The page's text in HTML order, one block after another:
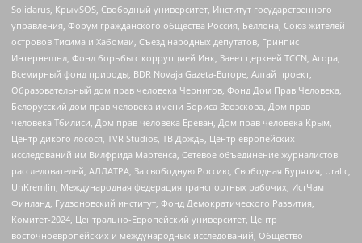
Solidarus, КрымSOS, Свободный университет, Институт государственного
управления, Форум гражданского общества Россия, Беллона, Союз жителей
островов Тисима и Хабомаи, Съезд народных депутатов, Гринпис
Интернешнл, Фонд борьбы с коррупцией Инк, Завет церквей TCCN, Агора,
Всемирный фонд природы, BDR Novaja Gazeta-Europe, Алтай проект,
Образовательный дом прав человека Чернигов, Фонд Дом Прав Человека,
Белорусский дом прав человека имени Бориса Звозскова, Дом прав
человека Тбилиси, Дом прав человека Ереван, Дом прав человека Крым,
Центр дикого лосося, TVR Studios, ТВ Дождь, Центр европейских
исследований им Вилфрида Мартенса, Сетевое объединение журналистов
расследователей, АЛЛАТРА, За свободную Россию, Свободная Бурятия, Uralic,
UnKremlin, Международная федерация транспортных рабочих, ИстЧам
Финланд, Гудзоновский институт, Фонд Демократического Развития,
Комитет-2024, Центрально-Европейский университет, Центр
восточноевропейских и международных исследований, Общество